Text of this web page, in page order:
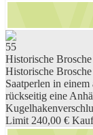
55
Historische
Historische
Saatperlen in
rückseitig eine
Limit 240,00 €